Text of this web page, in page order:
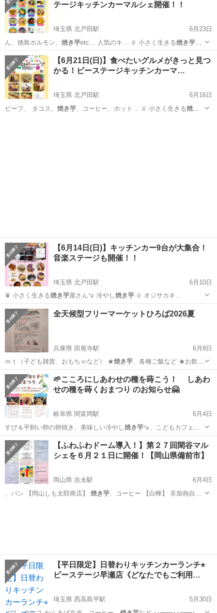
テージキッチンカーマルシェ開催！！
埼玉県 北戸田駅
6月23日
ん、徳島ホルモン、 焼き芋 etc… 人気のキ… ♕ 小さく生きる焼き芋屋
さん🍠 冷やし焼き芋 ♛ Hot@c…
埼玉 戸田市 北戸田駅 地域/お祭り キッチンカー
【6月21日(日)】食べたいグルメがきっと見つ
かる！ビーステージキッチンカーマ…
埼玉県 北戸田駅
6月16日
ビーフ、 タコス、 焼き芋 、コーヒー、ホット… ♕ 小さく生きる焼き
【6月14日(日)】キッチンカー9台が大集合！
音楽ステージも開催！！
埼玉県 北戸田駅
6月10日
♛ 小さく生きる焼き芋 屋さん🍠 冷やし焼き芋 ♕ オジサカキ…
埼玉 戸田市 北戸田駅 キッチンカー
全天候型フリーマーケットひろば2026夏
兵庫県 田尾寺駅
6月8日
ｍｔ（子ども雑貨、おもちゃなど） ★焼き芋、各種ご飯など ★お飲物
（コーヒー・…
兵庫 西宮市 田尾寺駅 フリーマーケット 1区
🌱こころにしあわせの種を蒔こう！ しあわ
せの種を蒔くおまつり のお知らせ🤗
岐阜県 関富岡駅
6月4日
すび＆平飼い卵の卵焼き、美味しい冷やし焼き芋🍠、こどもカフェ
🥞、平飼い卵のプリン🍮…
岐阜 関市 関富岡駅 地域/お祭り まつり
【ふわふわドーム導入！】第２７回閑谷マル
シェを６月２１日に開催！【岡山県備前市】
岡山県 吉永駅
6月4日
、パン 【岡山しも太郎商店】 焼き芋 、コーヒー 【白蜂】 非加熱自…
【平日限定】日替わりキッチンカーランチ⭐︎
ビーステージ早瀬店《どなたでもご利用…
埼玉県 西高島平駅
5月30日